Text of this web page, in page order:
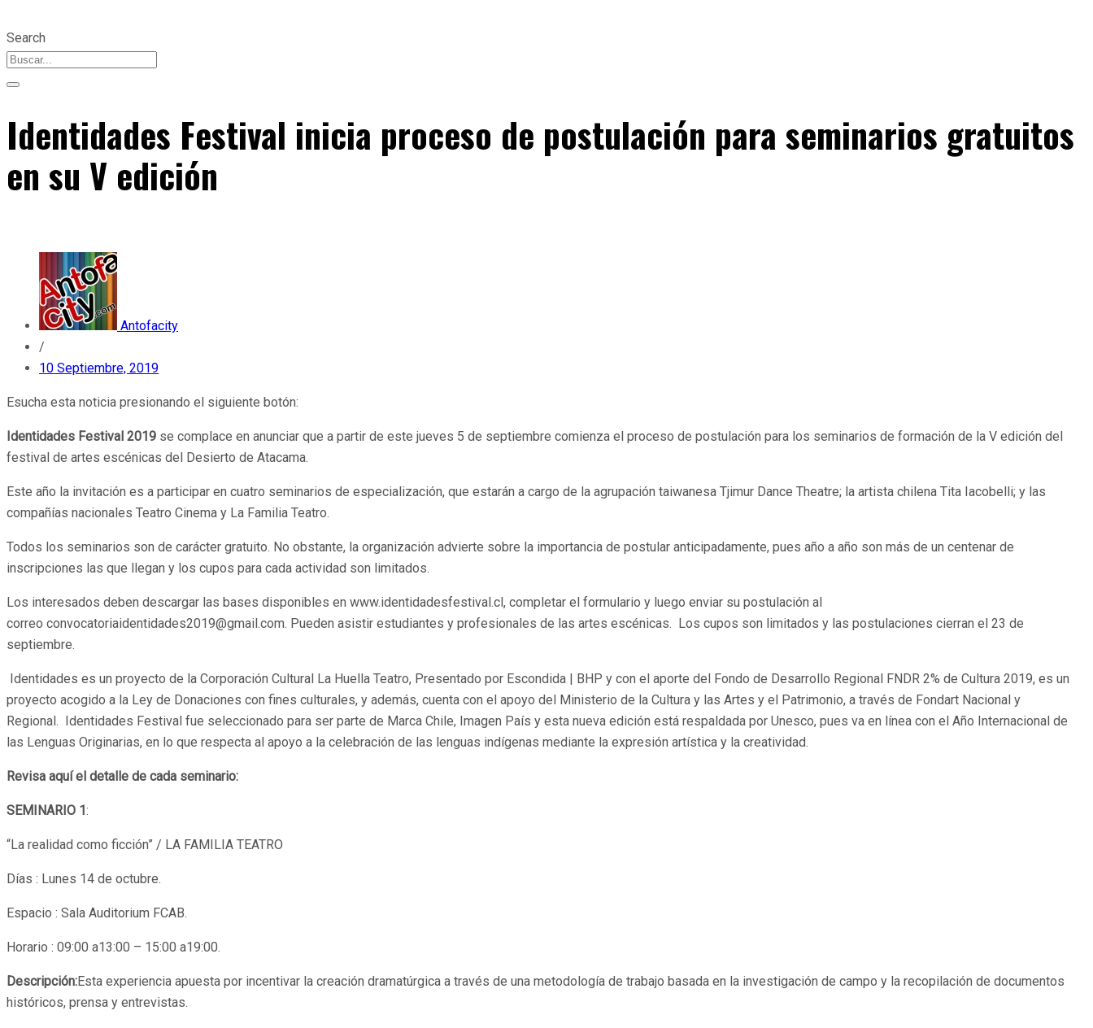
Search
Identidades Festival inicia proceso de postulación para seminarios gratuitos
en su V edición
Antofacity
/
10 Septiembre, 2019
Esucha esta noticia presionando el siguiente botón:
Identidades Festival 2019 se complace en anunciar que a partir de este jueves 5 de septiembre comienza el proceso de postulación para los seminarios de formación de la V edición del
festival de artes escénicas del Desierto de Atacama.
Este año la invitación es a participar en cuatro seminarios de especialización, que estarán a cargo de la agrupación taiwanesa Tjimur Dance Theatre; la artista chilena Tita Iacobelli; y las
compañías nacionales Teatro Cinema y La Familia Teatro.
Todos los seminarios son de carácter gratuito. No obstante, la organización advierte sobre la importancia de postular anticipadamente, pues año a año son más de un centenar de
inscripciones las que llegan y los cupos para cada actividad son limitados.
Los interesados deben descargar las bases disponibles en www.identidadesfestival.cl, completar el formulario y luego enviar su postulación al
correo convocatoriaidentidades2019@gmail.com. Pueden asistir estudiantes y profesionales de las artes escénicas. Los cupos son limitados y las postulaciones cierran el 23 de
septiembre.
Identidades es un proyecto de la Corporación Cultural La Huella Teatro, Presentado por Escondida | BHP y con el aporte del Fondo de Desarrollo Regional FNDR 2% de Cultura 2019, es un
proyecto acogido a la Ley de Donaciones con fines culturales, y además, cuenta con el apoyo del Ministerio de la Cultura y las Artes y el Patrimonio, a través de Fondart Nacional y
Regional. Identidades Festival fue seleccionado para ser parte de Marca Chile, Imagen País y esta nueva edición está respaldada por Unesco, pues va en línea con el Año Internacional de
las Lenguas Originarias, en lo que respecta al apoyo a la celebración de las lenguas indígenas mediante la expresión artística y la creatividad.
Revisa aquí el detalle de cada seminario:
SEMINARIO 1 :
“La realidad como ficción” / LA FAMILIA TEATRO
Días : Lunes 14 de octubre.
Espacio : Sala Auditorium FCAB.
Horario : 09:00 a13:00 – 15:00 a19:00.
Descripción:Esta experiencia apuesta por incentivar la creación dramatúrgica a través de una metodología de trabajo basada en la investigación de campo y la recopilación de documentos
históricos, prensa y entrevistas.